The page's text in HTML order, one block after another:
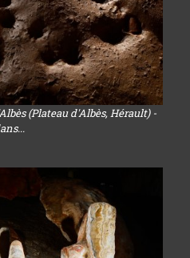
(Plateau d'Albès, Hérault) -